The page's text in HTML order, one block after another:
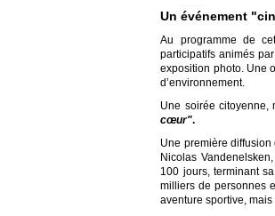
Un événement
Au programme de
participatifs animés
exposition photo. Une
d’environnement.
Une soirée citoyenne,
cœur".
Une première diffusion
Nicolas
100 jours, terminant
milliers de personnes
aventure sportive,